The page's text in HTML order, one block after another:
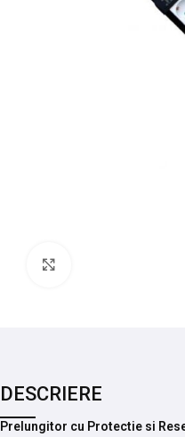
DESCRIERE
Prelungitor cu Protectie si